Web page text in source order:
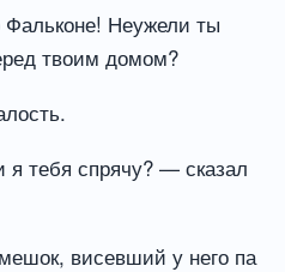
Неужели ты
твоим домом?
тебя спрячу? — сказал
висевший у него па